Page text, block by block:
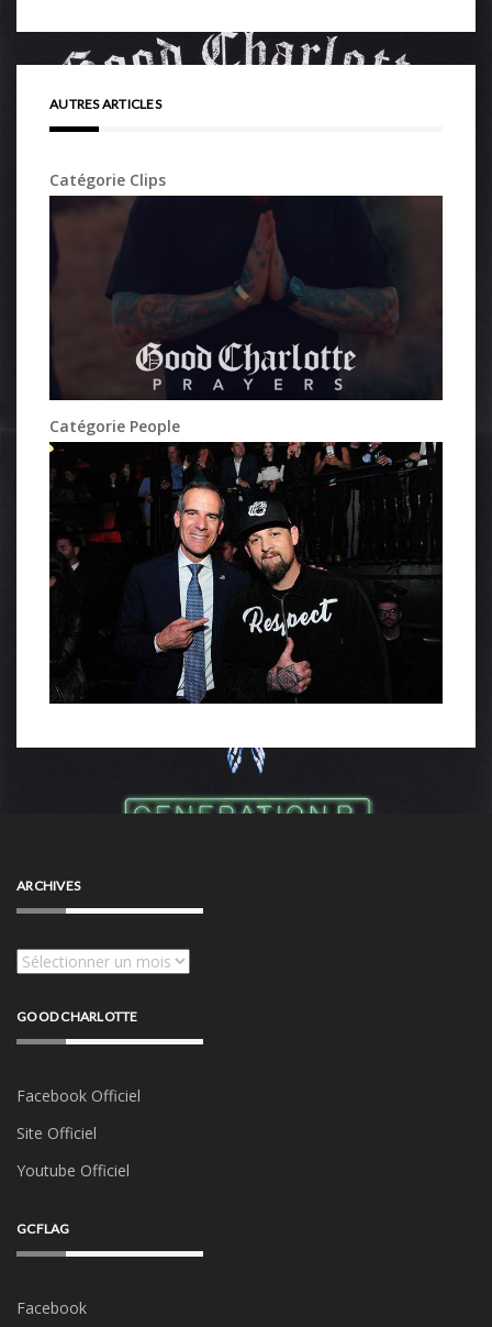
AUTRES ARTICLES
Catégorie Clips
Catégorie People
ARCHIVES
Archives
GOOD CHARLOTTE
Facebook Officiel
Site Officiel
Youtube Officiel
GCFLAG
Facebook